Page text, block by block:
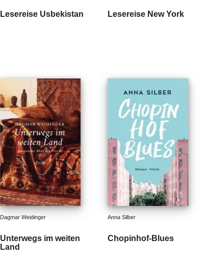
Lesereise Usbekistan Lesereise New York
Dagmar Weidinger
Unterwegs im weiten
Land
Anna Silber
Chopinhof-Blues